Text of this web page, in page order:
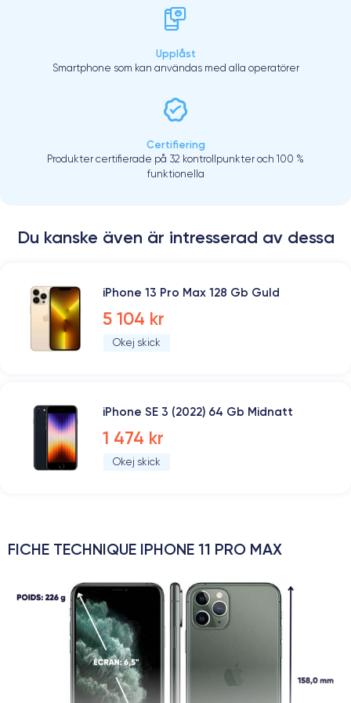
Upplåst
Smartphone som kan användas med alla operatörer
Certifiering
Produkter certifierade på 32 kontrollpunkter och 100 %
funktionella
Du kanske även är intresserad av dessa
iPhone 13 Pro Max 128 Gb Guld
5 104 kr
Okej skick
iPhone SE 3 (2022) 64 Gb Midnatt
1 474 kr
Okej skick
FICHE TECHNIQUE IPHONE 11 PRO MAX